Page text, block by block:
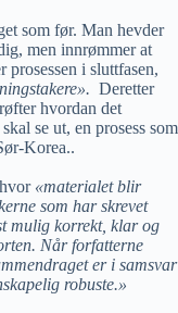
som før. Man hevder
men innrømmer at
prosessen i sluttfasen,
Deretter
hvordan det
se ut, en prosess som
Korea..
«materialet blir
som har skrevet
mulig korrekt, klar og
Når forfatterne
er i samsvar
robuste.»